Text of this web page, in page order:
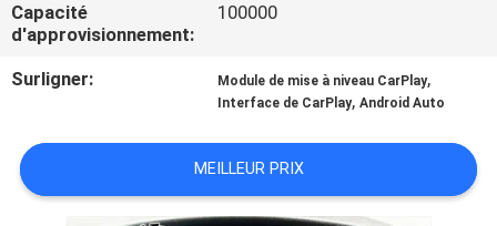
CONTACTEZ-
NOUS
NOUVELLES
Capacité
d'approvisionnement:
100000
Surligner: Module de mise à niveau CarPlay,
Interface de CarPlay,Android Auto
MEILLEUR PRIX